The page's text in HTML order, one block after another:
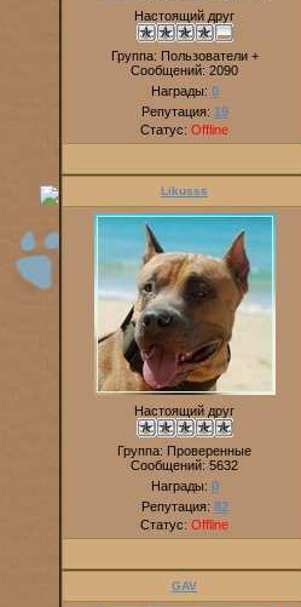
Настоящий друг
Группа: Пользователи +
Сообщений: 2090
Награды: 0
Репутация: 19
Статус: Offline
Likusss
Настоящий друг
Группа: Проверенные
Сообщений: 5632
Награды: 0
Репутация: 82
Статус: Offline
GAV